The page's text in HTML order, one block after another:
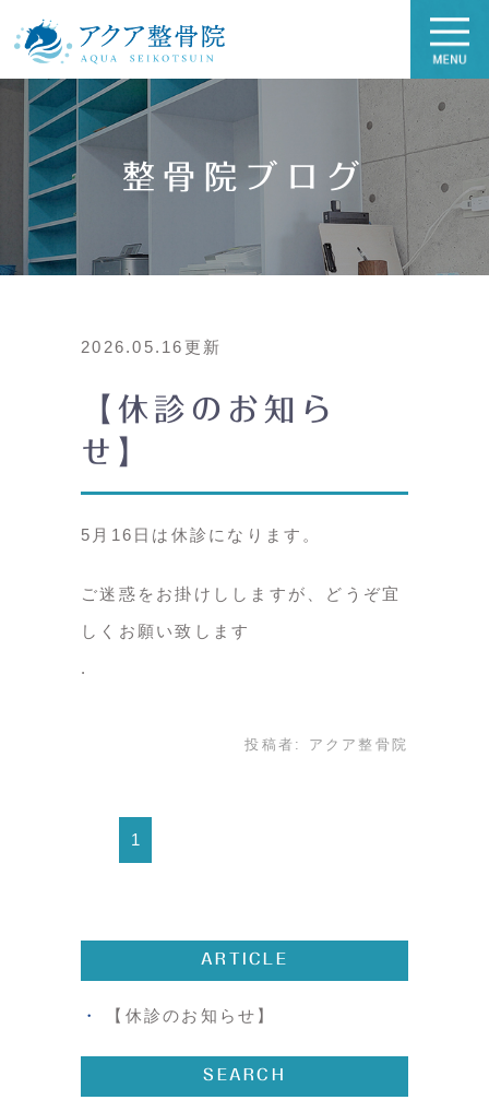
整骨院ブログ
2026.05.16更新
【休診のお知ら
せ】
5月16日は休診になります。
ご迷惑をお掛けししますが、どうぞ宜
しくお願い致します
投稿者: アクア整骨院
1
ARTICLE
【休診のお知らせ】
SEARCH